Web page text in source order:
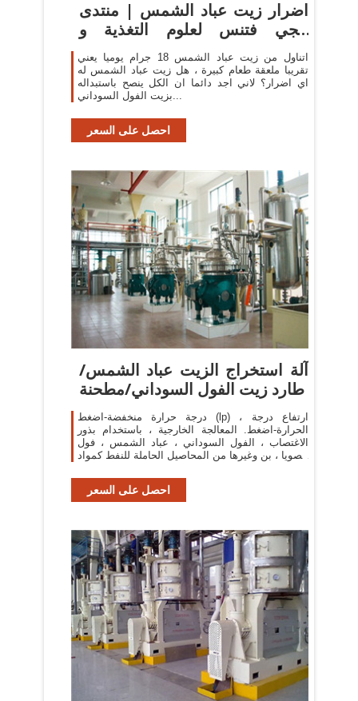
اضرار زيت عباد الشمس | منتدى
إيجي فتنس لعلوم التغذية و
التدريب
اتناول من زيت عباد الشمس 18 جرام يوميا يعني
تقريبا ملعقة طعام كبيرة ، هل زيت عباد الشمس له
اي اضرار؟ لاني اجد دائما ان الكل ينصح باستبداله
بزيت الفول السوداني...
احصل على السعر
آلة استخراج الزيت عباد الشمس/
طارد زيت الفول السوداني/مطحنة
درجة حرارة منخفضة-اضغط (lp) ، ارتفاع درجة
الحرارة-اضغط. المعالجة الخارجية ، باستخدام بذور
الاغتصاب ، الفول السوداني ، عباد الشمس ، فول
الصويا ، بن وغيرها من المحاصيل الحاملة للنفط كمواد
احصل على السعر